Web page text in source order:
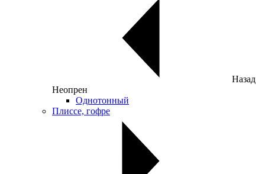
Назад
Неопрен
Однотонный
Плиссе, гофре